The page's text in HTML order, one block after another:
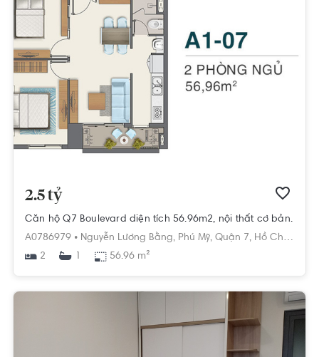
2.5 tỷ
Căn hộ Q7 Boulevard diện tích 56.96m2, nội thất cơ bản.
A0786979 • Nguyễn Lương Bằng, Phú Mỹ, Quận 7, Hồ Chí Minh
2
1 56.96 m²